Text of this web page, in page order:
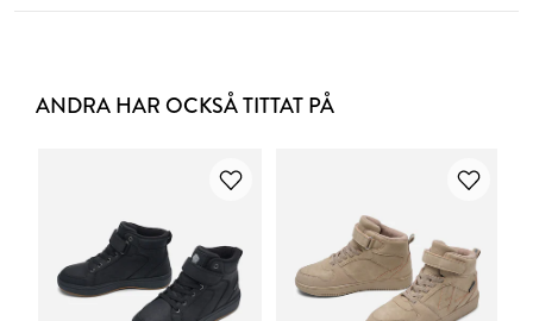
ANDRA HAR OCKSÅ TITTAT PÅ